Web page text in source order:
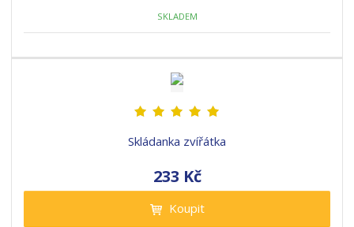
SKLADEM
Skládanka zvířátka
233 Kč
Koupit